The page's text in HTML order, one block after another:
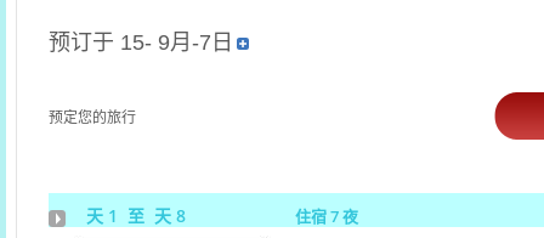
预订于 15- 9月-7日
预定您的旅行
天 1 至 天 8 住宿 7 夜